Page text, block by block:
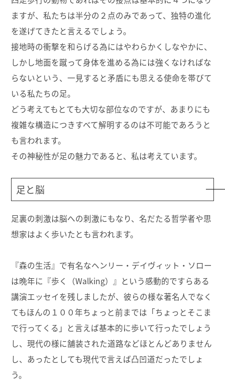
ますが、私たちは半分の２点のみであって、独特の進化
を遂げてきたと言えるでしょう。
接地時の衝撃を和らげる為にはやわらかくしなやかに、
しかし地面を蹴って身体を進める為には強くなければな
らないという、一見すると矛盾にも思える使命を帯びて
いる私たちの足。
どう考えてもとても大切な部位なのですが、あまりにも
複雑な構造につきすべて解明するのは不可能であろうと
も言われます。
その神秘性が足の魅力であると、私は考えています。
足と脳
足裏の刺激は脳への刺激にもなり、名だたる哲学者や思
想家はよく歩いたとも言われます。
『森の生活』で有名なヘンリー・デイヴィット・ソロー
は晩年に『歩く（Walking）』という感動的ですらある
講演エッセイを残しましたが、彼らの様な著名人でなく
てもほんの１００年ちょっと前までは「ちょっとそこま
で行ってくる」と言えば基本的に歩いて行ったでしょう
し、現代の様に舗装された道路などほとんどありません
し、あったとしても現代で言えば凸凹道だったでしょ
う。